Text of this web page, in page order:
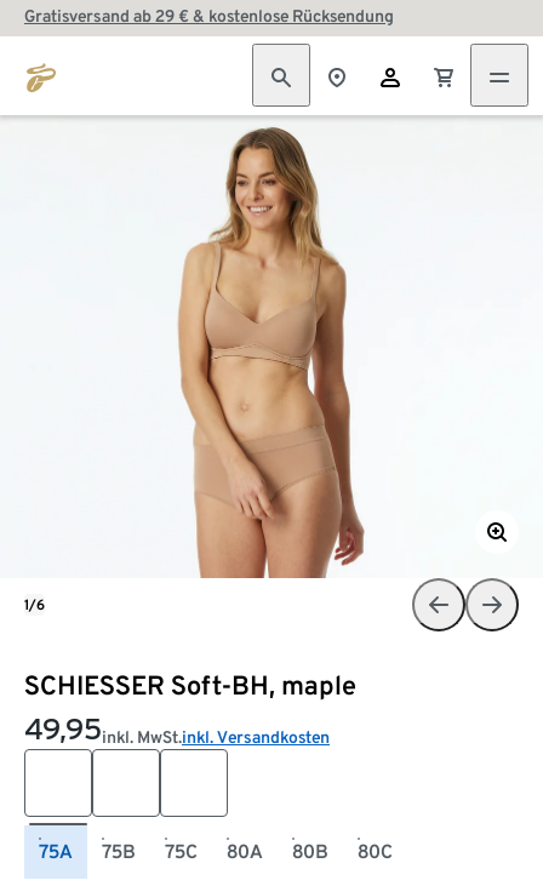
Gratisversand ab 29 € & kostenlose Rücksendung
SCHIESSER Soft-BH, maple
49,95inkl. MwSt.inkl. Versandkosten
75A 75B 75C 80A 80B 80C
1/6